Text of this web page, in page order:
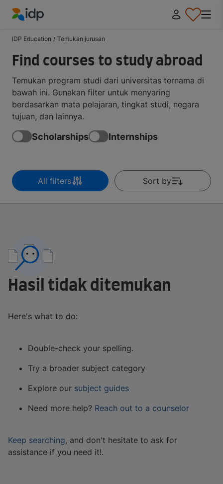
IDP Education / Temukan jurusan
Find courses to study abroad
Temukan program studi dari universitas ternama di
bawah ini. Gunakan filter untuk menyaring
berdasarkan mata pelajaran, tingkat studi, negara
tujuan, dan lainnya.
Scholarships Internships
All filters Sort by
Hasil tidak ditemukan
Here's what to do:
Double-check your spelling.
Try a broader subject category
Explore our subject guides
Need more help? Reach out to a counselor
Keep searching, and don't hesitate to ask for
assistance if you need it!.